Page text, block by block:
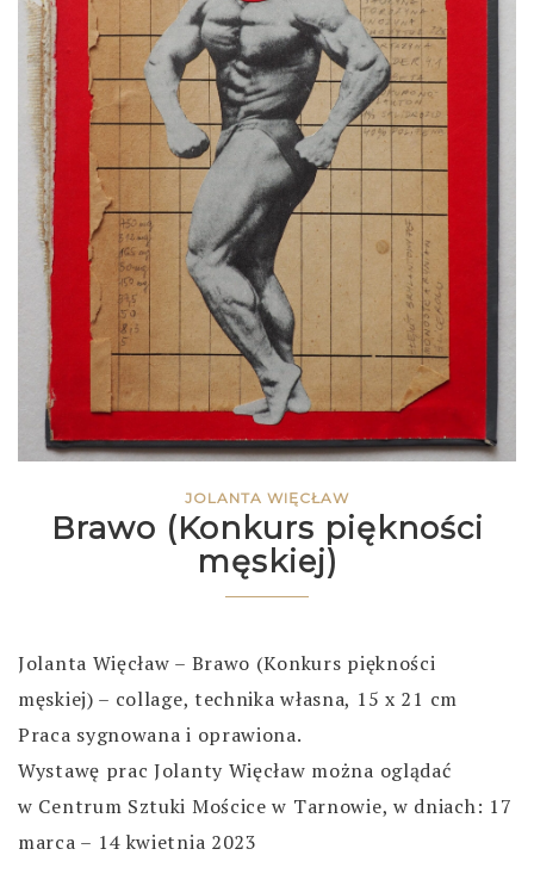
JOLANTA WIĘCŁAW
Brawo (Konkurs piękności
męskiej)
Jolanta Więcław – Brawo (Konkurs piękności
męskiej) – collage, technika własna, 15 x 21 cm
Praca sygnowana i oprawiona.
Wystawę prac Jolanty Więcław można oglądać
w Centrum Sztuki Mościce w Tarnowie, w dniach: 17
marca – 14 kwietnia 2023